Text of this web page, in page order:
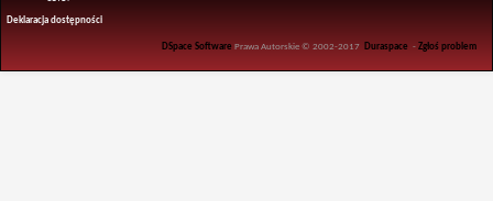
Deklaracja dostępności
DSpace Software Prawa Autorskie © 2002-2017 Duraspace -Zgłoś problem